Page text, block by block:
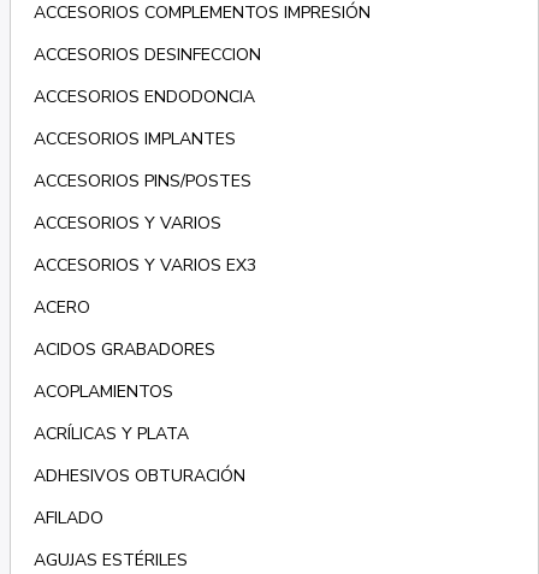
ACCESORIOS COMPLEMENTOS IMPRESIÓN
ACCESORIOS DESINFECCION
ACCESORIOS ENDODONCIA
ACCESORIOS IMPLANTES
ACCESORIOS PINS/POSTES
ACCESORIOS Y VARIOS
ACCESORIOS Y VARIOS EX3
ACERO
ACIDOS GRABADORES
ACOPLAMIENTOS
ACRÍLICAS Y PLATA
ADHESIVOS OBTURACIÓN
AFILADO
AGUJAS ESTÉRILES